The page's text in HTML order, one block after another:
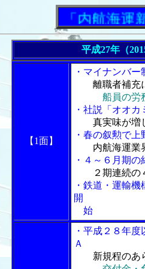
「内航海運新聞
平成27年（
【1面】
・マイナンバ
離職者補充
船員の労
・社説「オオ
真実味が増
・春の叙勲で
内航海運業
・４～６月期
２期連続
・鉄道・運輸
開
始
・平成２８年
Ａ
新規程のあ